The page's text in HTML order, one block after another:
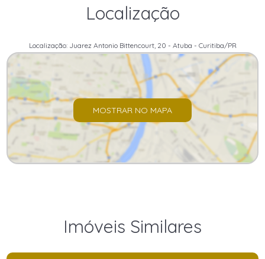
Localização
Localização: Juarez Antonio Bittencourt, 20 - Atuba - Curitiba/PR
MOSTRAR NO MAPA
Imóveis Similares